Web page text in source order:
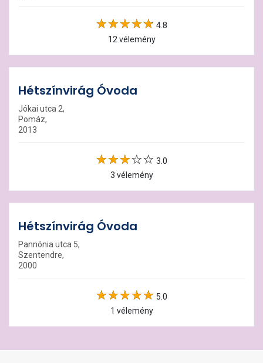
4.8
12 vélemény
Hétszínvirág Óvoda
Jókai utca 2,
Pomáz,
2013
3.0
3 vélemény
Hétszínvirág Óvoda
Pannónia utca 5,
Szentendre,
2000
5.0
1 vélemény